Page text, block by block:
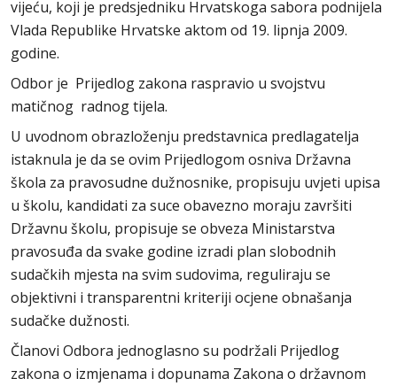
vijeću, koji je predsjedniku Hrvatskoga sabora podnijela
Vlada Republike Hrvatske aktom od 19. lipnja 2009.
godine.
Odbor je Prijedlog zakona raspravio u svojstvu
matičnog radnog tijela.
U uvodnom obrazloženju predstavnica predlagatelja
istaknula je da se ovim Prijedlogom osniva Državna
škola za pravosudne dužnosnike, propisuju uvjeti upisa
u školu, kandidati za suce obavezno moraju završiti
Državnu školu, propisuje se obveza Ministarstva
pravosuđa da svake godine izradi plan slobodnih
sudačkih mjesta na svim sudovima, reguliraju se
objektivni i transparentni kriteriji ocjene obnašanja
sudačke dužnosti.
Članovi Odbora jednoglasno su podržali Prijedlog
zakona o izmjenama i dopunama Zakona o državnom